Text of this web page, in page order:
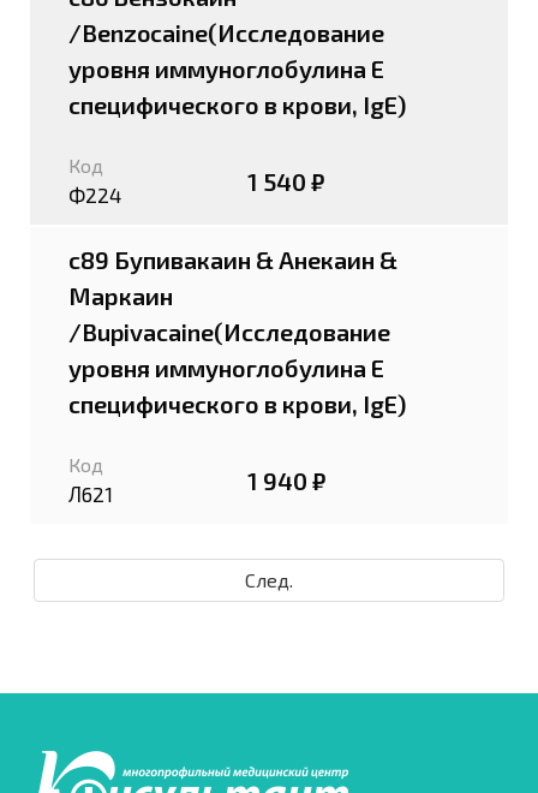
/Benzocaine(Исследование
уровня иммуноглобулина E
специфического в крови, IgE)
Код
Ф224 1 540 ₽
c89 Бупивакаин & Анекаин &
Маркаин
/Bupivacaine(Исследование
уровня иммуноглобулина E
специфического в крови, IgE)
Код
Л621 1 940 ₽
След.